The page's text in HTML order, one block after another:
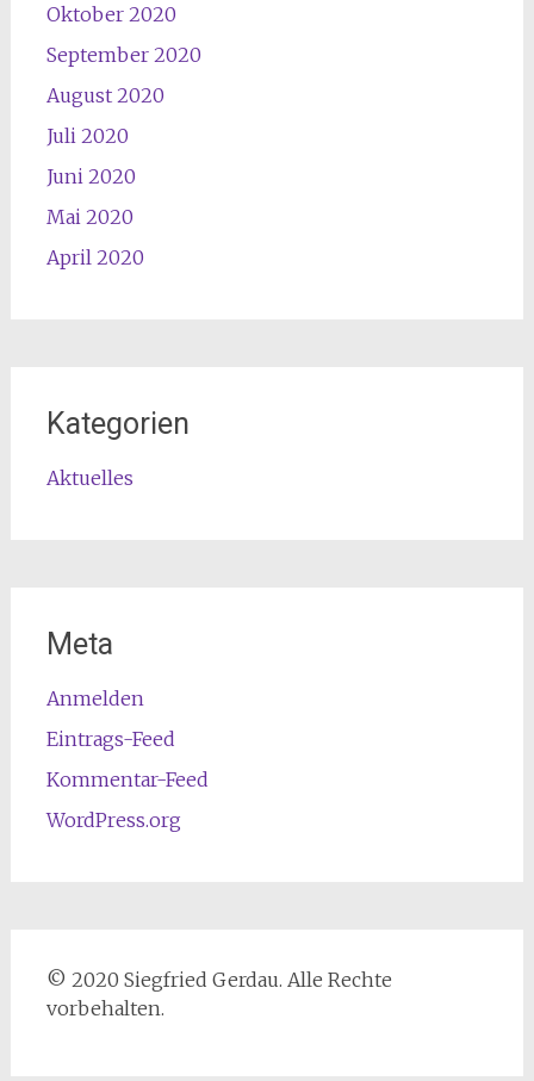
Oktober 2020
September 2020
August 2020
Juli 2020
Juni 2020
Mai 2020
April 2020
Kategorien
Aktuelles
Meta
Anmelden
Eintrags-Feed
Kommentar-Feed
WordPress.org
© 2020 Siegfried Gerdau. Alle Rechte
vorbehalten.